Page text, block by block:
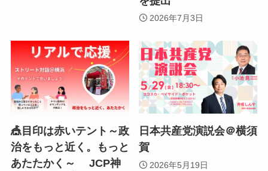
2026年7月3日
🎪目印は赤いテント～政
治をもっと近く。もっと
あたたかく～ JCP神
日本共産党演説会＠横須
賀
2026年5月19日